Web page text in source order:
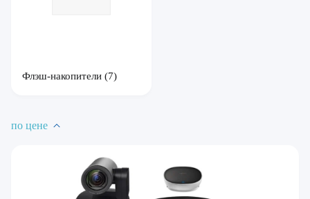
Флэш-накопители (7)
по цене